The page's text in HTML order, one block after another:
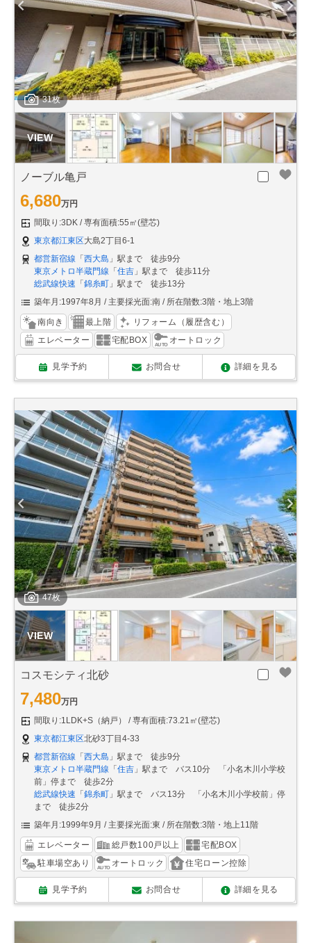
31枚
ノーブル亀戸
6,680万円
間取り:3DK
専有面積:55㎡(壁芯)
東京都江東区大島2丁目6-1
都営新宿線 「 西大島 」駅まで 徒歩9分
東京メトロ半蔵門線 「 住吉 」駅まで 徒歩11分
総武線快速 「 錦糸町 」駅まで 徒歩13分
築年月:1997年8月
主要採光面:南 所在階数:3階・地上3階
南向き 最上階
リフォーム（履歴含む）
エレベーター
宅配BOX オートロック
見学予約 お問合せ 詳細を見る
47枚
コスモシティ北砂
7,480万円
間取り:1LDK+S（納戸）
専有面積:73.21㎡(壁芯)
東京都江東区北砂3丁目4-33
都営新宿線 「 西大島 」駅まで 徒歩9分
東京メトロ半蔵門線 「 住吉 」駅まで バス10分 「小名木川小学校
前」停まで 徒歩2分
総武線快速 「 錦糸町 」駅まで バス13分 「小名木川小学校前」停
まで 徒歩2分
築年月:1999年9月
主要採光面:東 所在階数:3階・地上11階
エレベーター 総戸数100戸以上
宅配BOX
駐車場空あり
オートロック 住宅ローン控除
見学予約 お問合せ 詳細を見る